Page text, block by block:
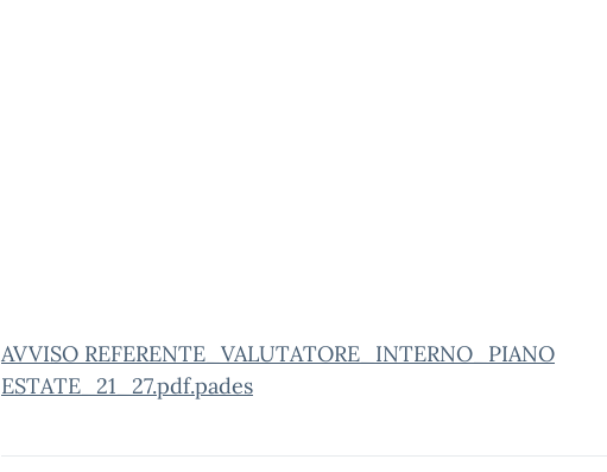
AVVISO REFERENTE_VALUTATORE_INTERNO_PIANO
ESTATE_21_27.pdf.pades